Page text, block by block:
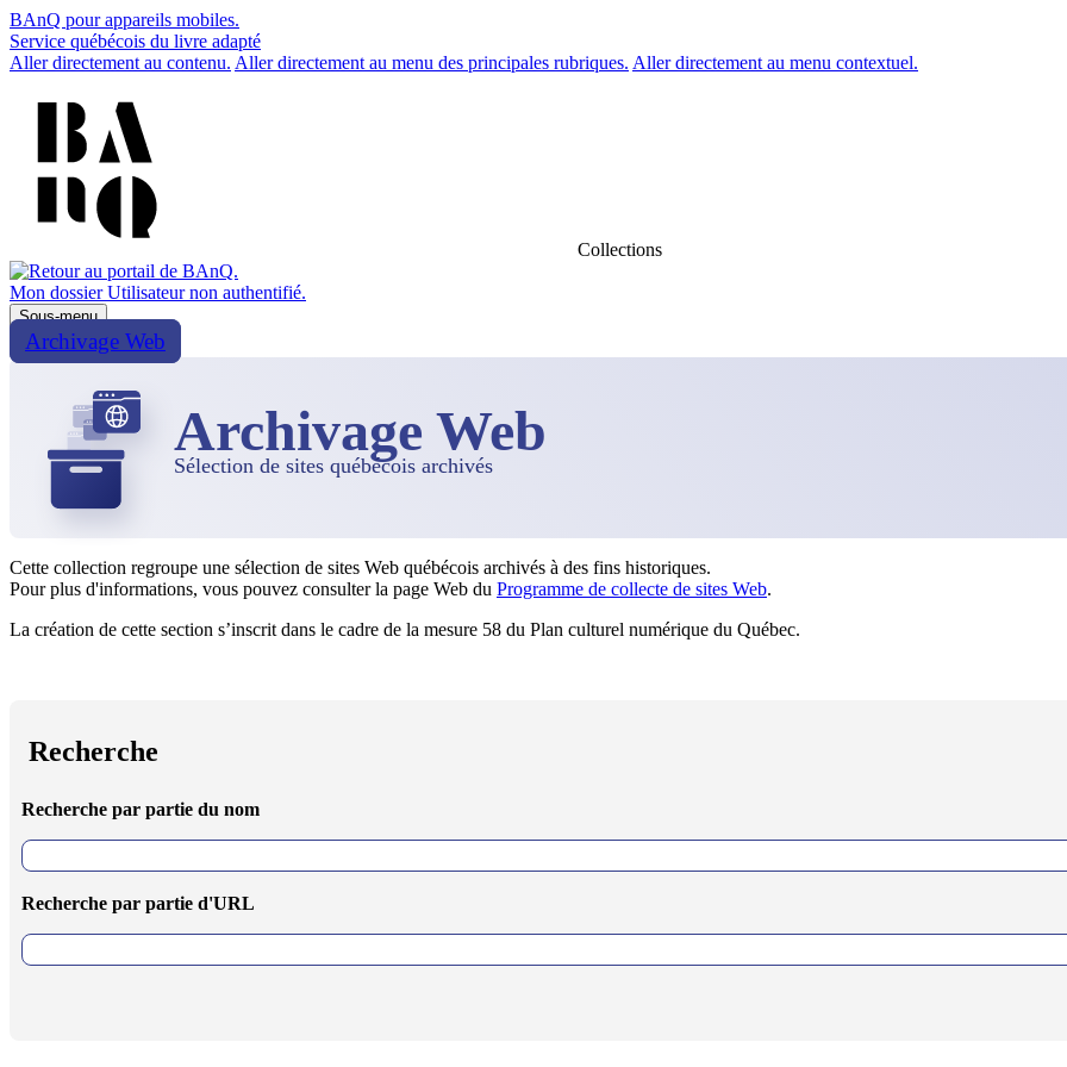
BAnQ pour appareils mobiles.
Service québécois du livre adapté
Aller directement au contenu. Aller directement au menu des principales rubriques. Aller directement au menu contextuel.
Collections
Mon dossier Utilisateur non authentifié.
Sous-menu
Archivage Web
Archivage Web
Sélection de sites québécois archivés
Cette collection regroupe une sélection de sites Web québécois archivés à des fins historiques.
Pour plus d'informations, vous pouvez consulter la page Web du Programme de collecte de sites Web.
La création de cette section s’inscrit dans le cadre de la mesure 58 du Plan culturel numérique du Québec.
Recherche
Recherche par partie du nom
Recherche par partie d'URL